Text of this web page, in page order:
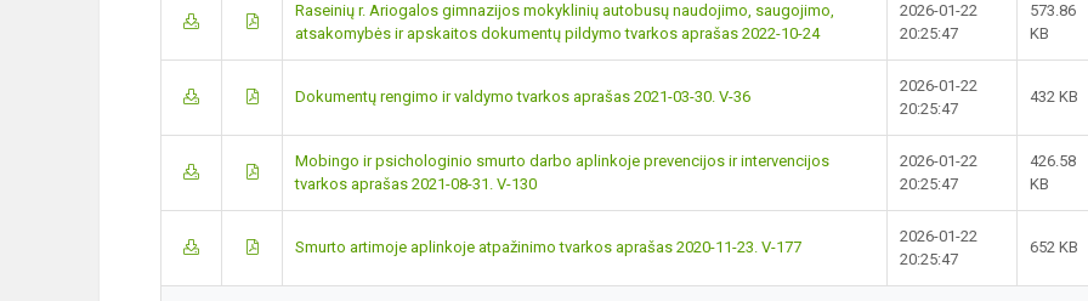
Raseinių r. Ariogalos gimnazijos mokyklinių autobusų naudojimo, saugojimo,
atsakomybės ir apskaitos dokumentų pildymo tvarkos aprašas 2022-10-24
2026-01-22
20:25:47
573.86
KB
Dokumentų rengimo ir valdymo tvarkos aprašas 2021-03-30. V-36
2026-01-22
20:25:47
432 KB
Mobingo ir psichologinio smurto darbo aplinkoje prevencijos ir intervencijos
tvarkos aprašas 2021-08-31. V-130
2026-01-22
20:25:47
426.58
KB
Smurto artimoje aplinkoje atpažinimo tvarkos aprašas 2020-11-23. V-177
2026-01-22
20:25:47
652 KB